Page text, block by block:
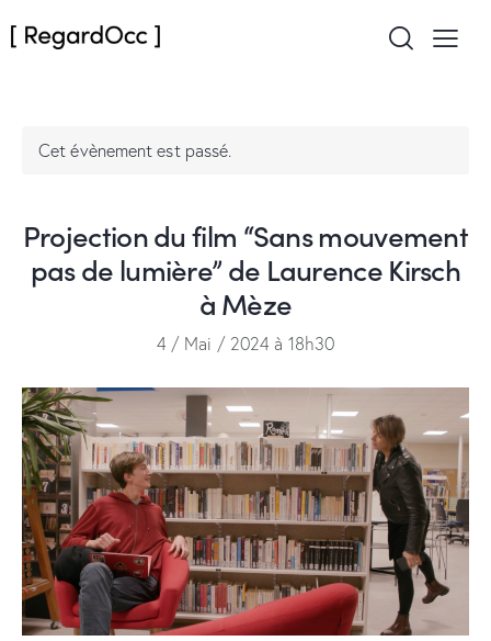
Cet évènement est passé.
Projection du film “Sans mouvement
pas de lumière” de Laurence Kirsch
à Mèze
4 / Mai / 2024 à 18h30